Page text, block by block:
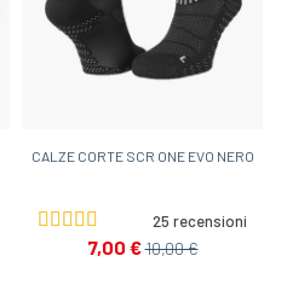
CALZE CORTE SCR ONE EVO NERO
25 recensioni
7,00 €10,00 €